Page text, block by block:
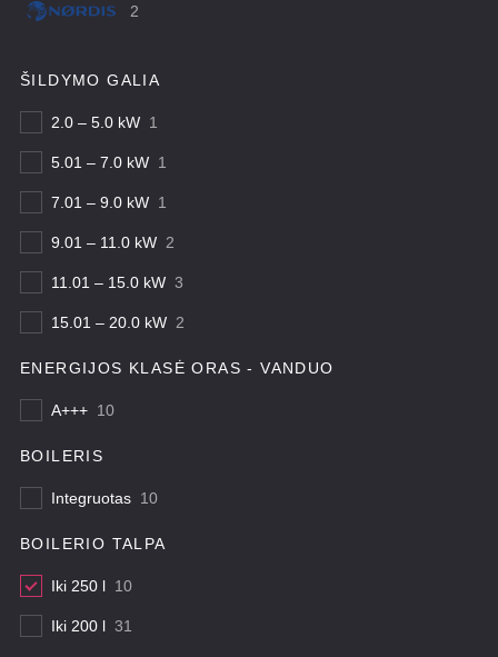
2
ŠILDYMO GALIA
2.0 – 5.0 kW 1
5.01 – 7.0 kW 1
7.01 – 9.0 kW 1
9.01 – 11.0 kW 2
11.01 – 15.0 kW 3
15.01 – 20.0 kW 2
ENERGIJOS KLASĖ ORAS - VANDUO
A+++ 10
BOILERIS
Integruotas 10
BOILERIO TALPA
Iki 250 l 10
Iki 200 l 31